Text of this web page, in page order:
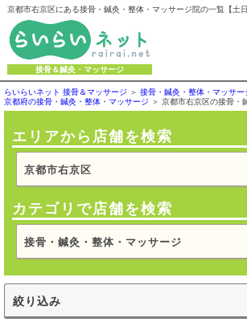
京都市右京区にある接骨・鍼灸・整体・マッサージ院の一覧【土
接骨＆鍼灸・マッサージ
らいらいネット 接骨＆マッサージ
接骨・鍼灸・整体・マッサー
京都府の接骨・鍼灸・整体・マッサージ
京都市右京区の接骨・
エリアから店舗を検索
京都市右京区
カテゴリで店舗を検索
接骨・鍼灸・整体・マッサージ
絞り込み